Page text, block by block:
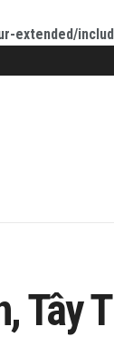
extended/
Tây